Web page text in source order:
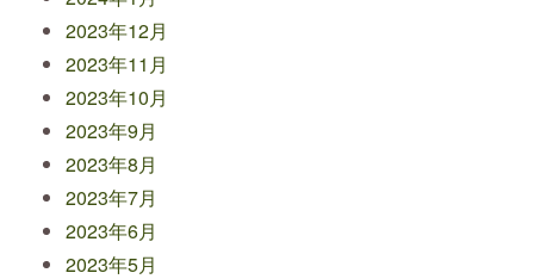
2023年12月
2023年11月
2023年10月
2023年9月
2023年8月
2023年7月
2023年6月
2023年5月